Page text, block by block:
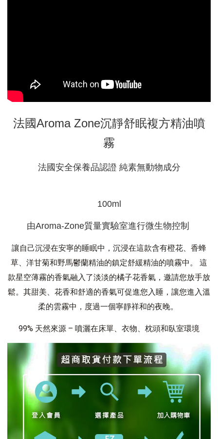
法國Aroma Zone沉靜舒眠複方精油噴
霧
法國安全保養品認證 純素無動物成分
100ml
由Aroma-Zone質量實驗室進行微生物控制
讓自己沉浸在安寧的睡眠中，沉浸在這款含有橙花、香蜂
草、洋甘菊和野馬鬱蘭精油的鎮定舒緩精油的噴霧中。
這
款星空薄霧的香氣融入了淡淡的橘子花香氣，邀請您放手放
鬆。其甜美、花香和舒適的香氣可促進您入睡，讓您進入溫
柔的雲霧中，度過一個寧靜祥和的夜晚。
99% 天然來源 – 噴灑在床單、衣物、枕頭和臥室環境